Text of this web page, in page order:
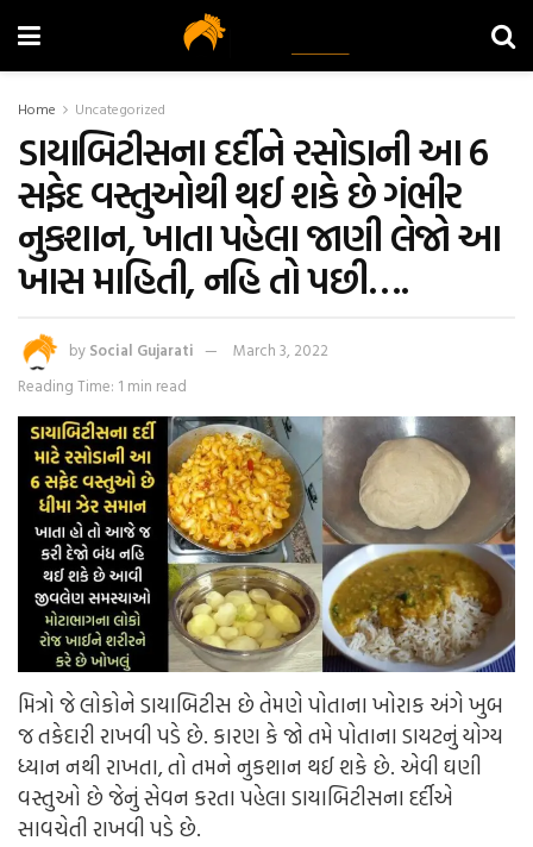
Home Uncategorized
ડાયાબિટીસના દર્દીને રસોડાની આ 6
સફેદ વસ્તુઓથી થઈ શકે છે ગંભીર
નુકશાન, ખાતા પહેલા જાણી લેજો આ
ખાસ માહિતી, નહિ તો પછી….
by Social Gujarati
March 3, 2022
Reading Time: 1 min read
મિત્રો જે લોકોને ડાયાબિટીસ છે તેમણે પોતાના ખોરાક અંગે ખુબ
જ તકેદારી રાખવી પડે છે. કારણ કે જો તમે પોતાના ડાયટનું યોગ્ય
ધ્યાન નથી રાખતા, તો તમને નુકશાન થઈ શકે છે. એવી ઘણી
વસ્તુઓ છે જેનું સેવન કરતા પહેલા ડાયાબિટીસના દર્દીએ
સાવચેતી રાખવી પડે છે.